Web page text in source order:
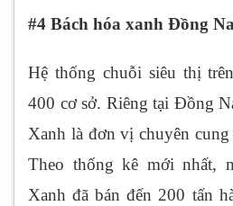
#4 Bách hóa xanh Đồng
Hệ thống chuỗi siêu thị
400 cơ sở. Riêng tại Đồng
Xanh là đơn vị chuyên cung
Theo thống kê mới nhất,
Xanh đã bán đến 200 tấn